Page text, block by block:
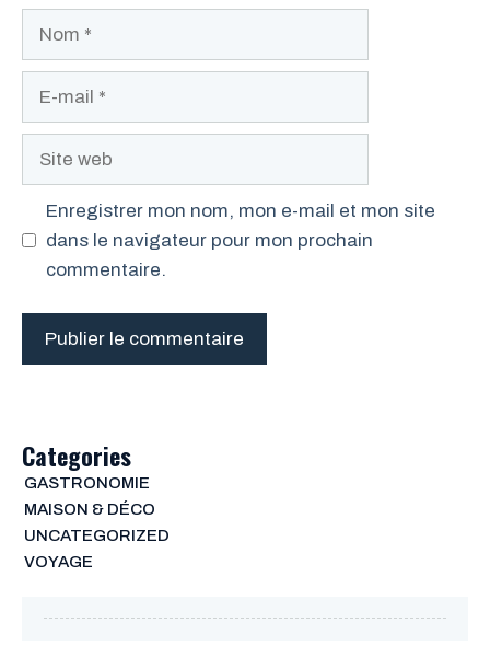
Site
Enregistrer mon nom, mon e-mail et mon site
dans le navigateur pour mon prochain
commentaire.
Categories
GASTRONOMIE
MAISON & DÉCO
UNCATEGORIZED
VOYAGE